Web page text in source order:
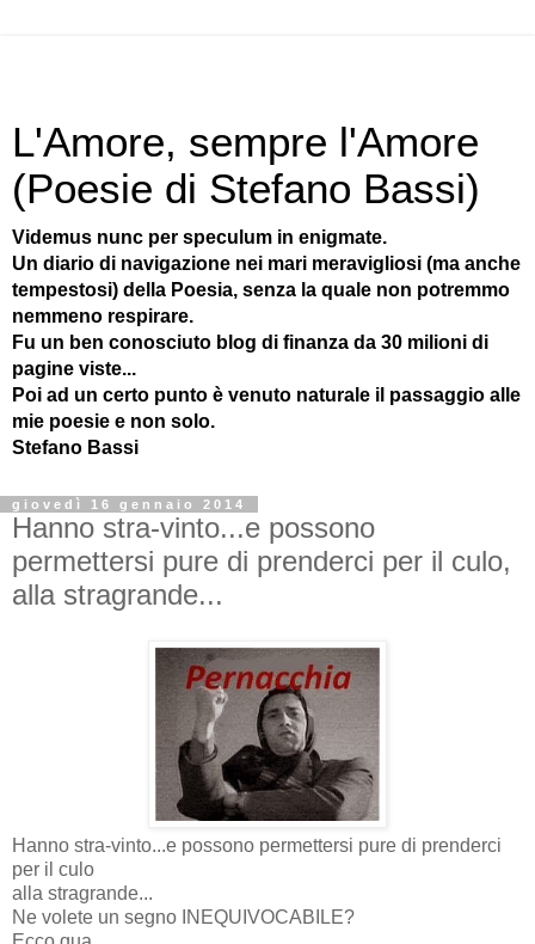
L'Amore, sempre l'Amore
(Poesie di Stefano Bassi)
Videmus nunc per speculum in enigmate.
Un diario di navigazione nei mari meravigliosi (ma anche
tempestosi) della Poesia, senza la quale non potremmo
nemmeno respirare.
Fu un ben conosciuto blog di finanza da 30 milioni di
pagine viste...
Poi ad un certo punto è venuto naturale il passaggio alle
mie poesie e non solo.
Stefano Bassi
giovedì 16 gennaio 2014
Hanno stra-vinto...e possono
permettersi pure di prenderci per il culo,
alla stragrande...
Hanno stra-vinto...e possono permettersi pure di prenderci
per il culo
alla stragrande...
Ne volete un segno INEQUIVOCABILE?